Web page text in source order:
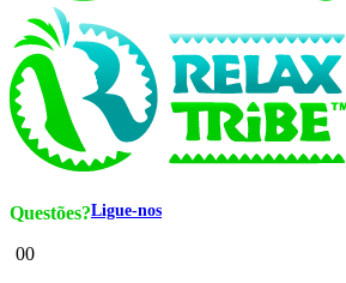
Questões?Ligue-nos
00